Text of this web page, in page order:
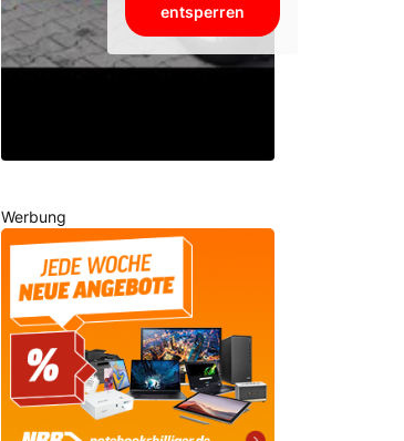
entsperren
Werbung